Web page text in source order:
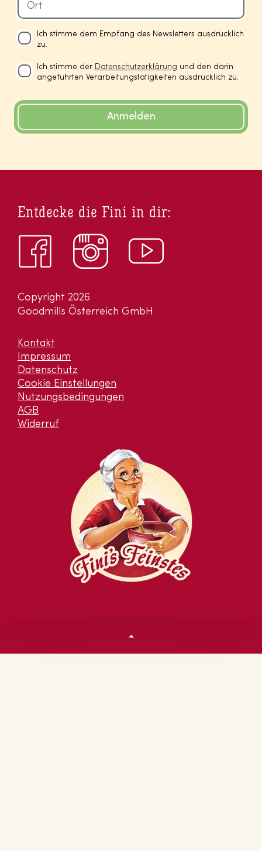
Ich stimme dem Empfang des Newsletters ausdrücklich
zu.
Ich stimme der Datenschutzerklärung und den darin
angeführten Verarbeitungstätigkeiten ausdrücklich zu.
Anmelden
Copyright 2026
Goodmills Österreich GmbH
Kontakt
Impressum
Datenschutz
Cookie Einstellungen
Nutzungsbedingungen
AGB
Widerruf
Entdecke die Fini in dir: